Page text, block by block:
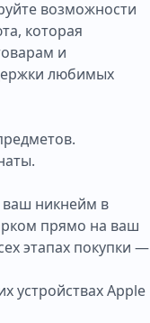
возможности
которая
и
любимых
ваш никнейм в
прямо на ваш
этапах покупки —
устройствах Apple